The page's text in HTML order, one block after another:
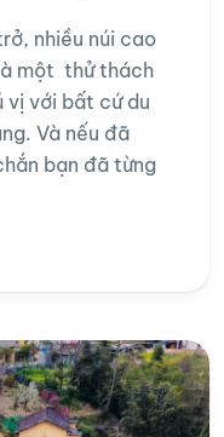
nhiều núi cao
một thử thách
vị với bất cứ du
Và nếu đã
bạn đã từng